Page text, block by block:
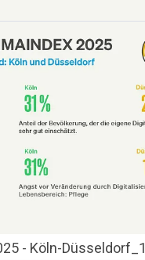
- Köln-Düsseldorf_1